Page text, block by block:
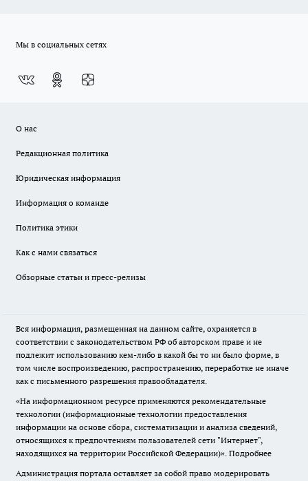
Мы в социальных сетях
О нас
Редакционная политика
Юридическая информация
Информация о команде
Политика этики
Как с нами связаться
Обзорные статьи и пресс-релизы
Вся информация, размещенная на данном сайте, охраняется в
соответствии с законодательством РФ об авторском праве и не
подлежит использованию кем-либо в какой бы то ни было форме, в
том числе воспроизведению, распространению, переработке не иначе
как с письменного разрешения правообладателя.
«На информационном ресурсе применяются рекомендательные
технологии (информационные технологии предоставления
информации на основе сбора, систематизации и анализа сведений,
относящихся к предпочтениям пользователей сети "Интернет",
находящихся на территории Российской Федерации)». Подробнее
Администрация портала оставляет за собой право модерировать